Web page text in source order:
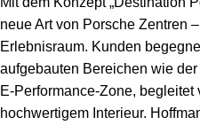
neue Art von Porsche Zentren
Erlebnisraum. Kunden
aufgebauten Bereichen wie
E‑Performance-Zone,
hochwertigem Interieur.